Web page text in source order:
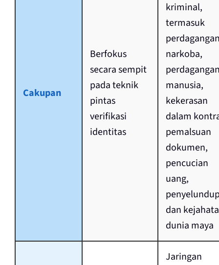
Cakupan
Berfokus
secara sempit
pada teknik
pintas
verifikasi
identitas
kriminal,
termasuk
narkoba,
manusia,
kekerasan
dalam
pemalsuan
dokumen,
pencucian
uang,
dan
dunia maya
Jaringan